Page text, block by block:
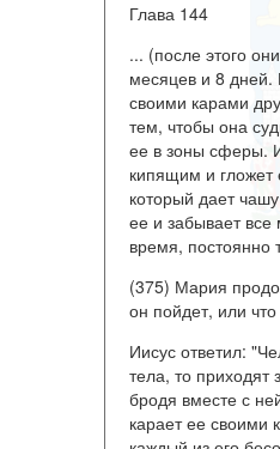
Глава 144
... (после этого
месяцев и 8 дней.
своими карами
тем, чтобы она
ее в зоны сферы.
кипящим и
который дает
ее и забывает все
время, постоянно
(375) Мария
он пойдет, или что
Иисус ответил:
тела, то
бродя вместе с
карает ее своими